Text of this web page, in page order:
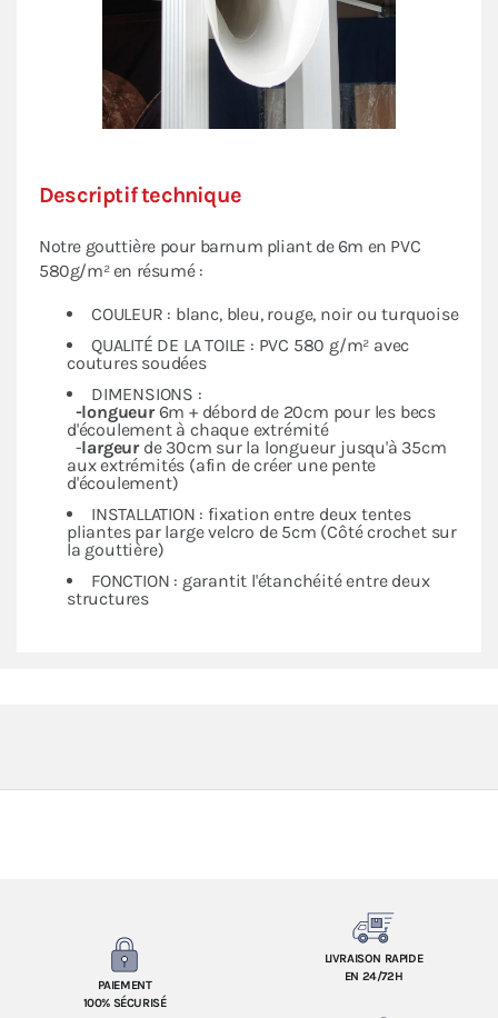
Descriptif technique
Notre gouttière pour barnum pliant de 6m en PVC
580g/m² en résumé :
COULEUR : blanc, bleu, rouge, noir ou turquoise
QUALITÉ DE LA TOILE : PVC 580 g/m² avec
coutures soudées
DIMENSIONS :
-longueur6m + débord de 20cm pour les becs
d'écoulement à chaque extrémité
-largeurde 30cm sur la longueur jusqu'à 35cm
aux extrémités (afin de créer une pente
d'écoulement)
INSTALLATION : fixation entre deux tentes
pliantes par large velcro de 5cm (Côté crochet sur
la gouttière)
FONCTION : garantit l'étanchéité entre deux
structures
PAIEMENT
100% SÉCURISÉ
LIVRAISON RAPIDE
EN 24/72H